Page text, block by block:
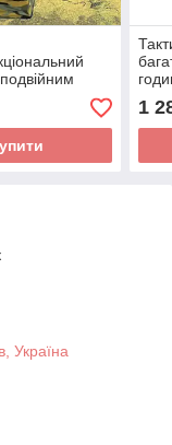
003 Camo
+
1
Україна